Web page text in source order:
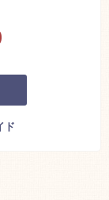
ド